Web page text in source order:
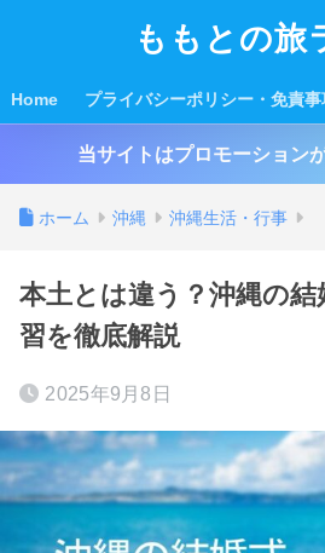
ももとの旅
Home プライバシーポリシー・免責事
当サイトはプロモーション
ホーム 沖縄 沖縄生活・行事
本土とは違う？沖縄の
習を徹底解説
2025年9月8日